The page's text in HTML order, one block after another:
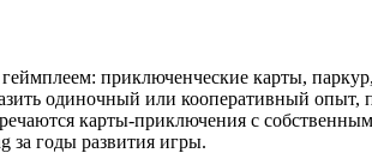
приключенческие карты,
одиночный или кооперативный опыт,
карты-приключения с
за годы развития игры.